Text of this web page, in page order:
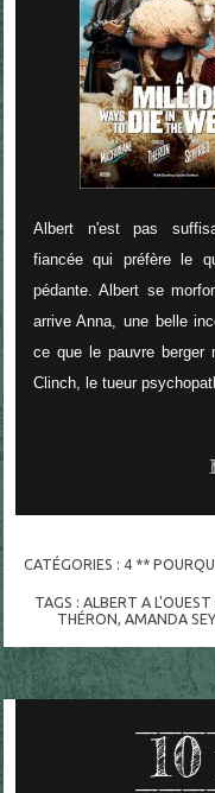
Albert n'est pas
fiancée qui préfère le
pédante. Albert se
arrive Anna, une belle
ce que le pauvre berger
Clinch, le tueur
CATÉGORIES : 4 **
TAGS :ALBERT A
THÉRON, AMANDA
10